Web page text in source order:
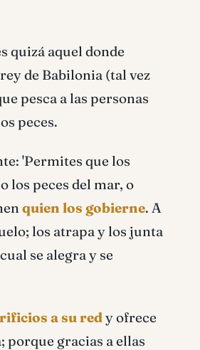
quizá aquel donde
de Babilonia (tal vez
pesca a las personas
peces.
'Permites que los
los peces del mar, o
quien los gobierne. A
los atrapa y los junta
se alegra y se
a su redy ofrece
porque gracias a ellas